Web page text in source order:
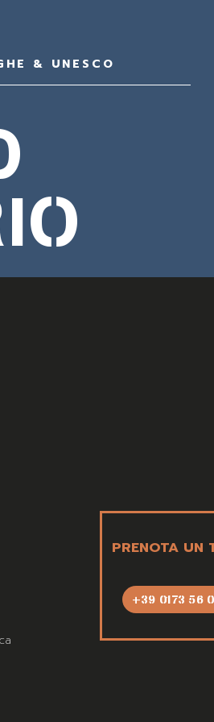
& UNESCO
PRENOTA UN
+39 0173 56